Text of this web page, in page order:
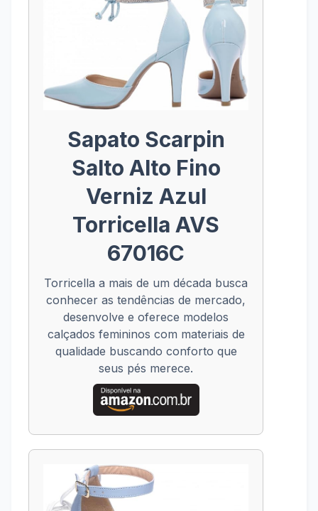
Sapato Scarpin
Salto Alto Fino
Verniz Azul
Torricella AVS
67016C
Torricella a mais de um década busca
conhecer as tendências de mercado,
desenvolve e oferece modelos
calçados femininos com materiais de
qualidade buscando conforto que
seus pés merece.